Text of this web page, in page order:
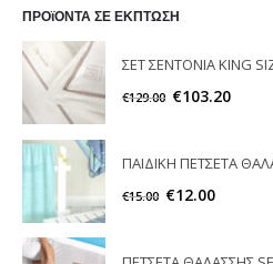
ΠΡΟϊΟΝΤΑ ΣΕ ΕΚΠΤΩΣΗ
€129.00 €103.20
€15.00 €12.00